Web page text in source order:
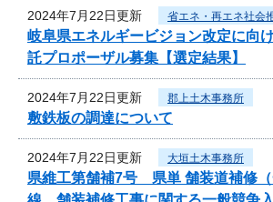
2024年7月22日更新 省エネ・再エネ社会
岐阜県エネルギービジョン改定に向
託プロポーザル募集【選定結果】
2024年7月22日更新 郡上土木事務所
敷鉄板の調達について
2024年7月22日更新 大垣土木事務所
県維工第舗補7号 県単 舗装道補修